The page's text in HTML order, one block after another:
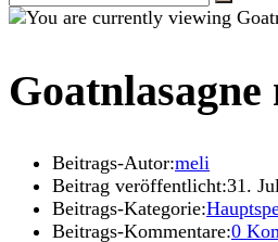
Beitrags-Autor:meli
Beitrag veröffentlicht:31.
Beitrags-Kategorie:
Beitrags-Kommentare:0